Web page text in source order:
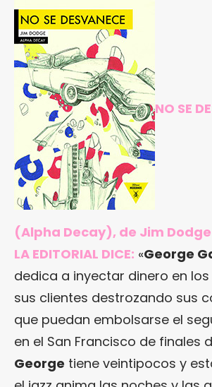
NO SE
(Alpha Decay), de Jim Dodge
LA EDITORIAL DICE: «George
dedica a inyectar dinero en
sus clientes destrozando sus
que puedan embolsarse el
en el San Francisco de finales
George tiene veintipocos y